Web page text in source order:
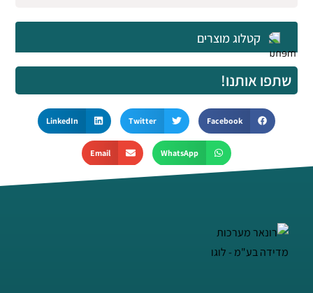
קטלוג מוצרים
שתפו אותנו!
Facebook
Twitter
LinkedIn
WhatsApp
Email